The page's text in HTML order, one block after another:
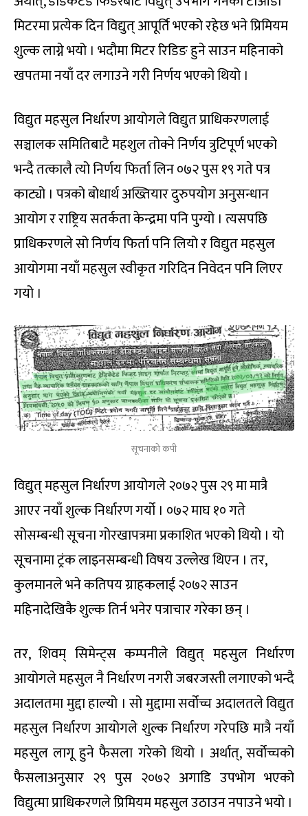
मिटरमा प्रत्येक दिन विद्युत् आपूर्ति भएको रहेछ भने प्रिमियम
शुल्क लाग्ने भयो । भदौमा मिटर रिडिङ हुने साउन महिनाको
खपतमा नयाँ दर लगाउने गरी निर्णय भएको थियो ।
विद्युत महसुल निर्धारण आयोगले विद्युत प्राधिकरणलाई
सञ्चालक समितिबाटै महशुल तोक्ने निर्णय त्रुटिपूर्ण भएको
भन्दै तत्कालै त्यो निर्णय फिर्ता लिन ०७२ पुस १९ गते पत्र
काट्यो । पत्रको बोधार्थ अख्तियार दुरुपयोग अनुसन्धान
आयोग र राष्ट्रिय सतर्कता केन्द्रमा पनि पुग्यो । त्यसपछि
प्राधिकरणले सो निर्णय फिर्ता पनि लियो र विद्युत महसुल
आयोगमा नयाँ महसुल स्वीकृत गरिदिन निवेदन पनि लिएर
गयो ।
सूचनाको कपी
विद्युत् महसुल निर्धारण आयोगले २०७२ पुस २९ मा मात्रै
आएर नयाँ शुल्क निर्धारण गर्यो । ०७२ माघ १० गते
सोसम्बन्धी सूचना गोरखापत्रमा प्रकाशित भएको थियो । यो
सूचनामा ट्रंक लाइनसम्बन्धी विषय उल्लेख थिएन । तर,
कुलमानले भने कतिपय ग्राहकलाई २०७२ साउन
महिनादेखिकै शुल्क तिर्न भनेर पत्राचार गरेका छन् ।
तर, शिवम् सिमेन्ट्स कम्पनीले विद्युत् महसुल निर्धारण
आयोगले महसुल नै निर्धारण नगरी जबरजस्ती लगाएको भन्दै
अदालतमा मुद्दा हाल्यो । सो मुद्दामा सर्वोच्च अदालतले विद्युत
महसुल निर्धारण आयोगले शुल्क निर्धारण गरेपछि मात्रै नयाँ
महसुल लागू हुने फैसला गरेको थियो । अर्थात्, सर्वोच्चको
फैसलाअनुसार २९ पुस २०७२ अगाडि उपभोग भएको
विद्युत्मा प्राधिकरणले प्रिमियम महसुल उठाउन नपाउने भयो ।